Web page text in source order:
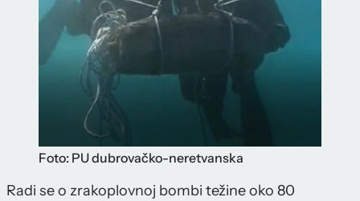
Foto: PU dubrovačko-neretvanska
Radi se o zrakoplovnoj bombi težine oko 80